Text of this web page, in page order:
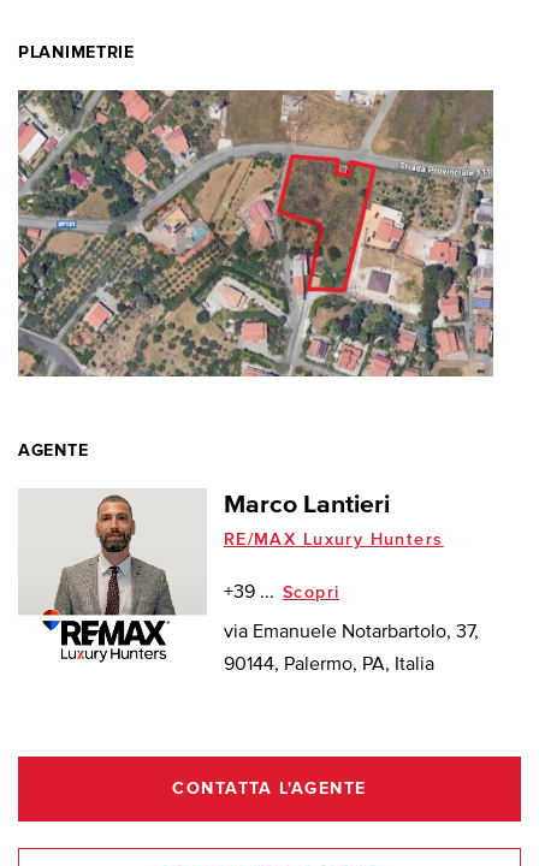
PLANIMETRIE
AGENTE
Marco Lantieri
RE/MAX Luxury Hunters
+39 ... Scopri
via Emanuele Notarbartolo, 37,
90144, Palermo, PA, Italia
CONTATTA L'AGENTE